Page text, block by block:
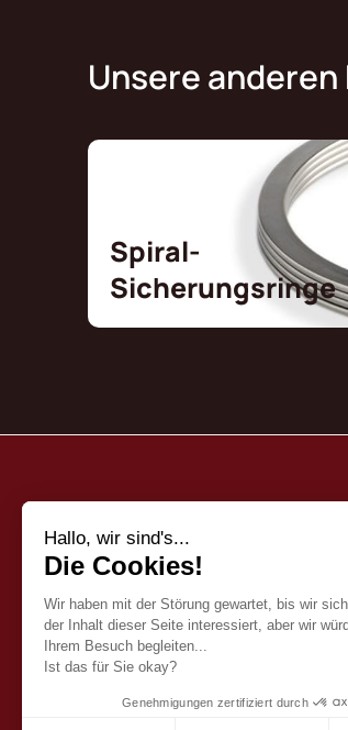
Unsere anderen
Spiral-
Sicherungsringe
Deutsch (DE)